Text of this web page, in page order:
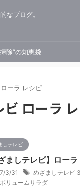
なブログ。
除”の知恵袋
ーラ レシピ
ローラ
しテレビ
ざましテレビ】ロー
3/31 めざましテレビ
リュームサラダ